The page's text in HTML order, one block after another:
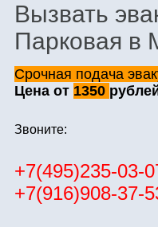
Вызвать
Парковая в
Срочная подача
Цена от 1350
Звоните:
+7(495)235-03-
+7(916)908-37-